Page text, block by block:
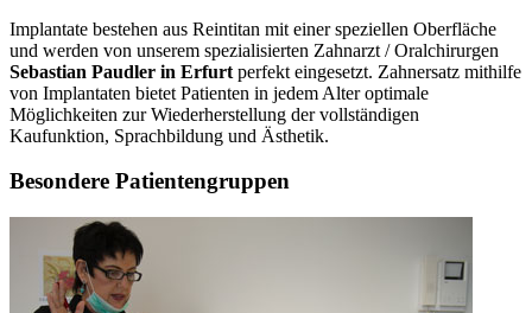
Implantate bestehen aus Reintitan mit einer speziellen Oberfläche
und werden von unserem spezialisierten Zahnarzt / Oralchirurgen
Sebastian Paudler in Erfurt perfekt eingesetzt. Zahnersatz mithilfe
von Implantaten bietet Patienten in jedem Alter optimale
Möglichkeiten zur Wiederherstellung der vollständigen
Kaufunktion, Sprachbildung und Ästhetik.
Besondere Patientengruppen